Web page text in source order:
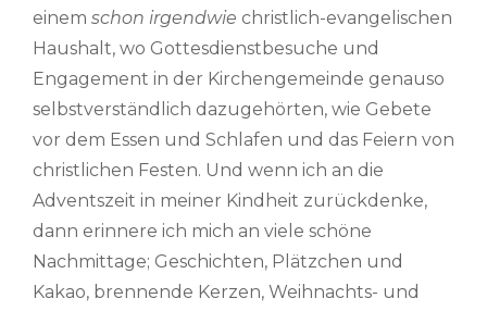
einem schon irgendwie christlich-evangelischen
Haushalt, wo Gottesdienstbesuche und
Engagement in der Kirchengemeinde genauso
selbstverständlich dazugehörten, wie Gebete
vor dem Essen und Schlafen und das Feiern von
christlichen Festen. Und wenn ich an die
Adventszeit in meiner Kindheit zurückdenke,
dann erinnere ich mich an viele schöne
Nachmittage; Geschichten, Plätzchen und
Kakao, brennende Kerzen, Weihnachts- und